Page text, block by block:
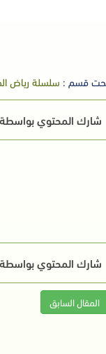
قسم : سلسلة رياض
شارك المحتوي
شارك المحتوي
المقال السابق